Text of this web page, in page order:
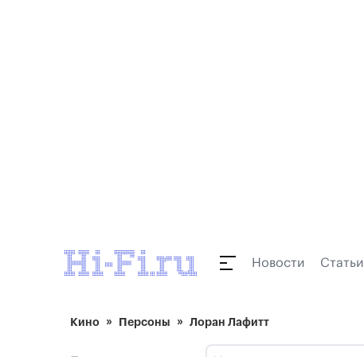
Новости Статьи
Кино Персоны Лоран Лафитт